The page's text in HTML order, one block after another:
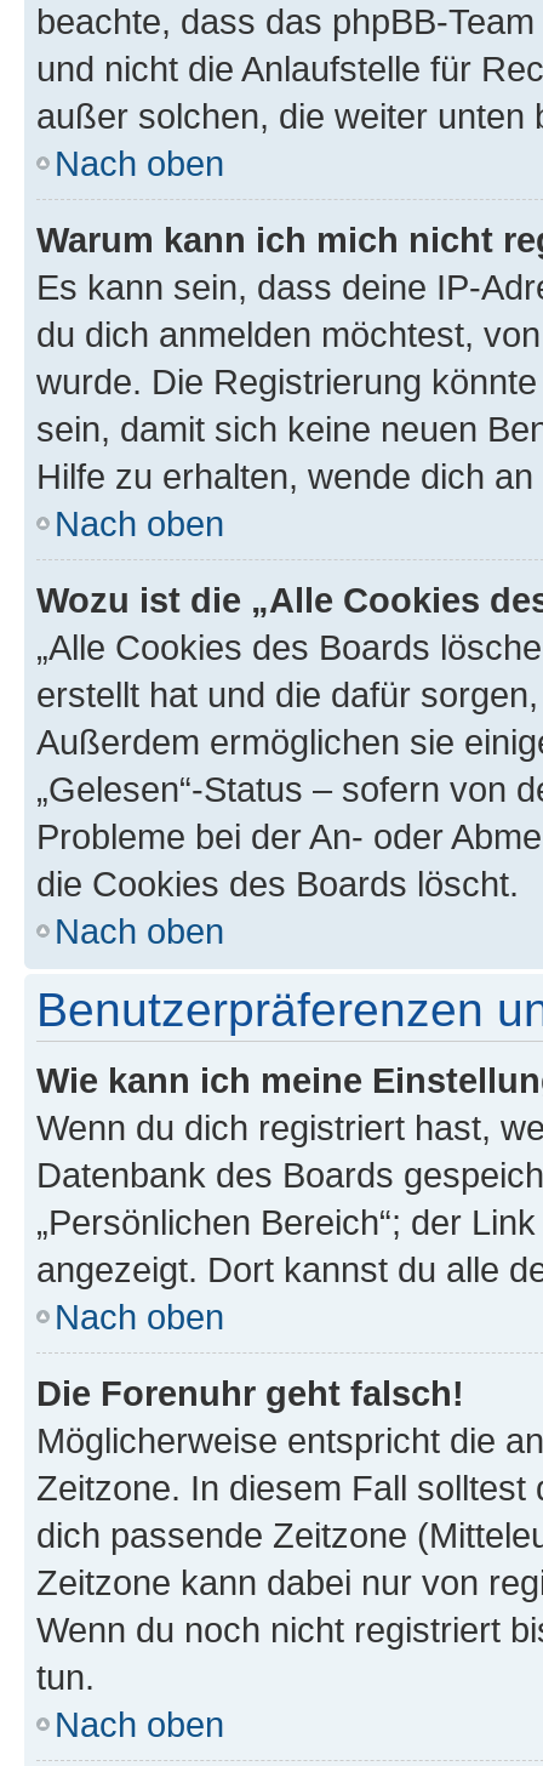
beachte, dass das phpBB-
und nicht die Anlaufstelle für
außer solchen, die weiter unten
Nach oben
Warum kann ich mich nicht
Es kann sein, dass deine IP-
du dich anmelden möchtest,
wurde. Die Registrierung
sein, damit sich keine neuen
Hilfe zu erhalten, wende dich
Nach oben
Wozu ist die „Alle Cookies
„Alle Cookies des Boards
erstellt hat und die dafür
Außerdem ermöglichen sie
„Gelesen“-Status – sofern von
Probleme bei der An- oder
die Cookies des Boards löscht.
Nach oben
Benutzerpräferenzen
Wie kann ich meine
Wenn du dich registriert hast,
Datenbank des Boards
„Persönlichen Bereich“; der
angezeigt. Dort kannst du alle
Nach oben
Die Forenuhr geht falsch!
Möglicherweise entspricht die
Zeitzone. In diesem Fall solltest
dich passende Zeitzone
Zeitzone kann dabei nur von
Wenn du noch nicht registriert
tun.
Nach oben